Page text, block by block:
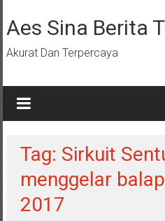
ke
konten
Aes Sina Berita
Akurat Dan Terpercaya
Tag: Sirkuit
menggelar
2017